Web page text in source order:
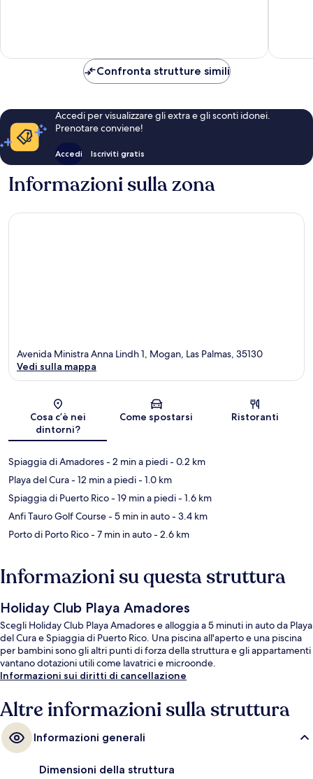
Confronta strutture simili
Accedi per visualizzare gli extra e gli sconti idonei.
Prenotare conviene!
Accedi Iscriviti gratis
Informazioni sulla zona
Mappa
Avenida Ministra Anna Lindh 1, Mogan, Las Palmas, 35130
Vedi sulla mappa
Cosa c’è nei
dintorni?
Come spostarsi Ristoranti
Spiaggia di Amadores- 2 min a piedi- 0.2 km
Playa del Cura- 12 min a piedi- 1.0 km
Spiaggia di Puerto Rico- 19 min a piedi- 1.6 km
Anfi Tauro Golf Course- 5 min in auto- 3.4 km
Porto di Porto Rico- 7 min in auto- 2.6 km
Informazioni su questa struttura
Holiday Club Playa Amadores
Scegli Holiday Club Playa Amadores e alloggia a 5 minuti in auto da Playa
del Cura e Spiaggia di Puerto Rico. Una piscina all'aperto e una piscina
per bambini sono gli altri punti di forza della struttura e gli appartamenti
vantano dotazioni utili come lavatrici e microonde.
Informazioni sui diritti di cancellazione
Altre informazioni sulla struttura
Informazioni generali
Dimensioni della struttura